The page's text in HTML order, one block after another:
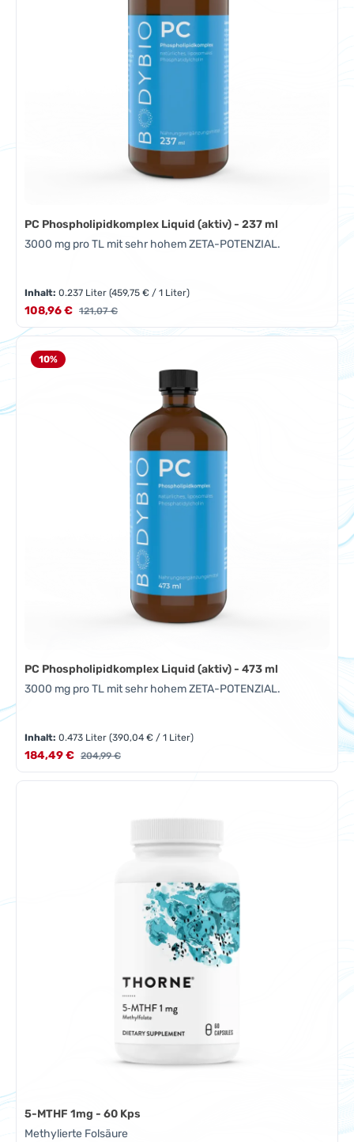
PC Phospholipidkomplex Liquid (aktiv) - 237 ml
3000 mg pro TL mit sehr hohem ZETA-POTENZIAL.
Inhalt:0.237 Liter(459,75 € / 1 Liter)
Verkaufspreis:
108,96 € Regulärer Preis:
121,07 €
10%
PC Phospholipidkomplex Liquid (aktiv) - 473 ml
3000 mg pro TL mit sehr hohem ZETA-POTENZIAL.
Inhalt:0.473 Liter(390,04 € / 1 Liter)
Verkaufspreis:
184,49 € Regulärer Preis:
204,99 €
5-MTHF 1mg - 60 Kps
Methylierte Folsäure